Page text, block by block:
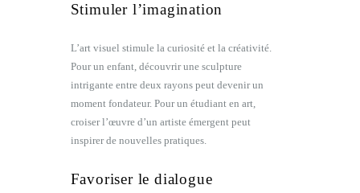
Stimuler l’imagination
L’art visuel stimule la curiosité et la créativité.
Pour un enfant, découvrir une sculpture
intrigante entre deux rayons peut devenir un
moment fondateur. Pour un étudiant en art,
croiser l’œuvre d’un artiste émergent peut
inspirer de nouvelles pratiques.
Favoriser le dialogue